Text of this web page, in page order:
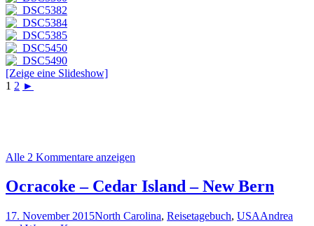
[Zeige eine Slideshow]
1 2 ►
Alle 2 Kommentare anzeigen
Ocracoke – Cedar Island – New Bern
17. November 2015North Carolina, Reisetagebuch, USAAndrea